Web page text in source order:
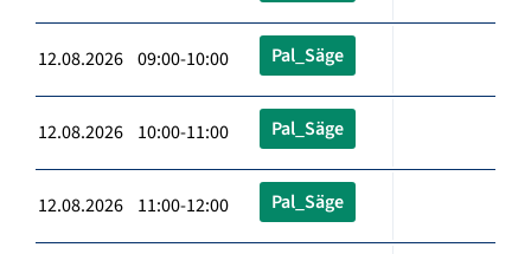
12.08.2026 09:00-10:00 Pal_Säge
12.08.2026 10:00-11:00 Pal_Säge
12.08.2026 11:00-12:00 Pal_Säge